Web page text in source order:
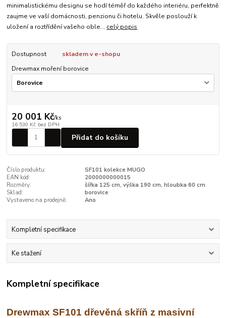
minimalistickému designu se hodí téměř do každého interiéru, perfektně
zaujme ve vaší domácnosti, penzionu či hotelu. Skvěle poslouží k
uložení a roztřídění vašeho oble... celý popis
Dostupnost
skladem v e-shopu
Drewmax moření borovice
20 001 Kč/ks
16 530 Kč bez DPH
Přidat do košíku
Číslo produktu:
SF101 kolekce MUGO
EAN kód:
2000000000015
Rozměry:
šířka 125 cm, výška 190 cm, hloubka 60 cm
Sklad:
borovice
Vystaveno na prodejně:
Ano
Kompletní specifikace
Ke stažení
Kompletní specifikace
Drewmax SF101 dřevěná skříň z masivní